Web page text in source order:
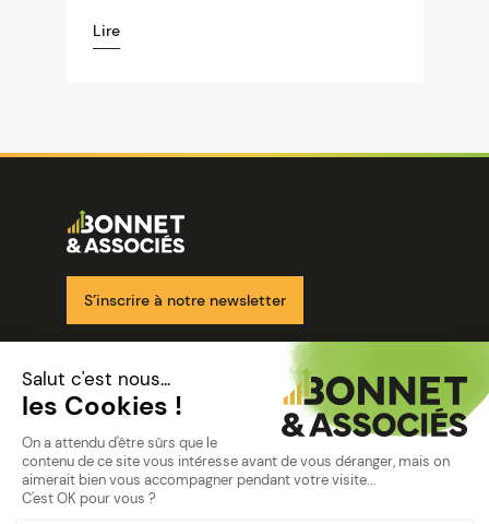
Lire
Image
S’inscrire à notre newsletter
Nos solutions
Nos cabinets
Mon espace client